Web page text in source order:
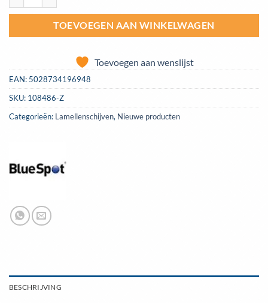
TOEVOEGEN AAN WINKELWAGEN
Toevoegen aan wenslijst
EAN: 5028734196948
SKU: 108486-Z
Categorieën: Lamellenschijven, Nieuwe producten
BESCHRIJVING